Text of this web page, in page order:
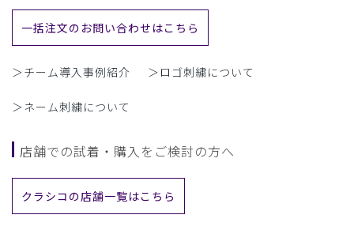
一括注文のお問い合わせはこちら
＞チーム導入事例紹介 ＞ロゴ刺繍について
＞ネーム刺繍について
店舗での試着・購入をご検討の方へ
クラシコの店舗一覧はこちら